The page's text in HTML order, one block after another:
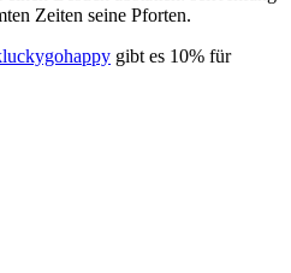
Zeiten seine Pforten.
gibt es 10% für